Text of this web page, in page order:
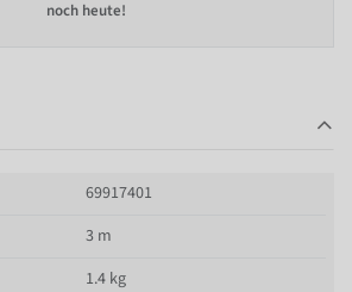
noch heute!
69917401
3 m
1.4 kg